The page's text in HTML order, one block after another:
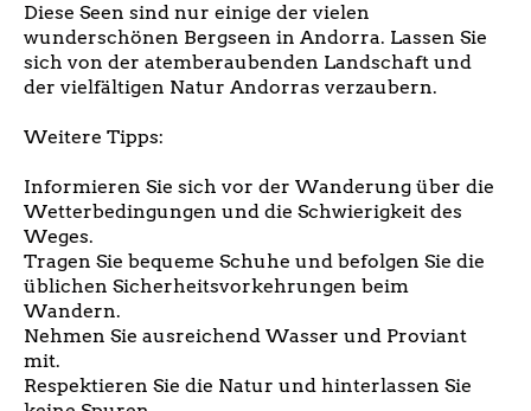
Diese Seen sind nur einige der vielen
wunderschönen Bergseen in Andorra. Lassen Sie
sich von der atemberaubenden Landschaft und
der vielfältigen Natur Andorras verzaubern.
Weitere Tipps:
Informieren Sie sich vor der Wanderung über die
Wetterbedingungen und die Schwierigkeit des
Weges.
Tragen Sie bequeme Schuhe und befolgen Sie die
üblichen Sicherheitsvorkehrungen beim
Wandern.
Nehmen Sie ausreichend Wasser und Proviant
mit.
Respektieren Sie die Natur und hinterlassen Sie